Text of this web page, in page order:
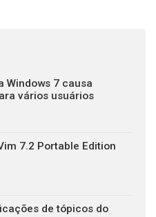
Windows 7 causa
vários usuários
7.2 Portable Edition
de tópicos do